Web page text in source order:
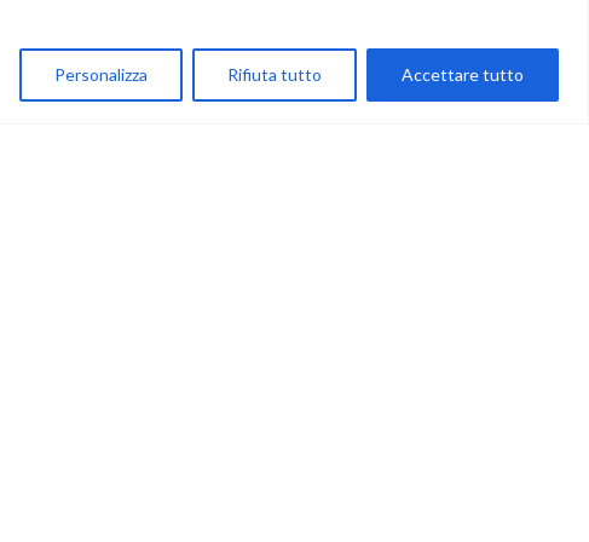
Personalizza Rifiuta tutto Accettare tutto
My Account
Carrello